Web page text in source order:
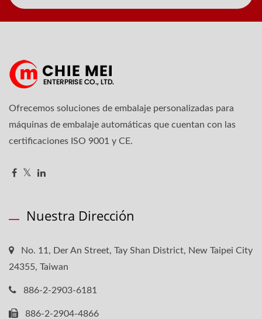
Ofrecemos soluciones de embalaje personalizadas para
máquinas de embalaje automáticas que cuentan con las
certificaciones ISO 9001 y CE.
Nuestra Dirección
No. 11, Der An Street, Tay Shan District, New Taipei City
24355, Taiwan
886-2-2903-6181
886-2-2904-4866